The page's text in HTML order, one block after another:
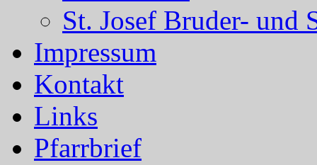
St. Josef Bruder- und
Impressum
Kontakt
Links
Pfarrbrief